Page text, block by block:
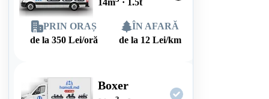
14m · 1.5t
PRIN ORAȘ
de la 350 Lei/oră
ÎN AFARĂ
de la 12 Lei/km
Boxer